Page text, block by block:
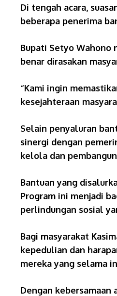
Di tengah acara,
beberapa penerima
Bupati Setyo Wahono
benar dirasakan
“Kami ingin
kesejahteraan
Selain penyaluran
sinergi dengan
kelola dan
Bantuan yang
Program ini menjadi
perlindungan sosial
Bagi masyarakat
kepedulian dan
mereka yang selama
Dengan kebersamaan